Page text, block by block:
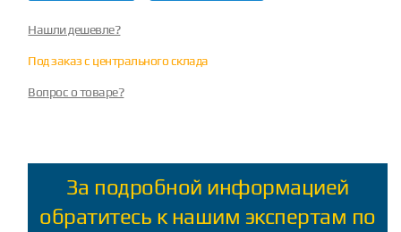
Нашли дешевле?
Под заказ с центрального склада
Вопрос о товаре?
За подробной информацией
обратитесь к нашим экспертам по